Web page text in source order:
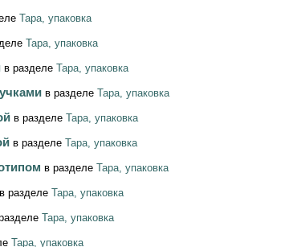
Тара, упаковка
Тара, упаковка
в разделе Тара, упаковка
в разделе Тара, упаковка
в разделе Тара, упаковка
в разделе Тара, упаковка
в разделе Тара, упаковка
в разделе Тара, упаковка
Тара, упаковка
Тара, упаковка